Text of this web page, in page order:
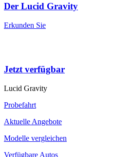
Der Lucid Gravity
Erkunden Sie
Jetzt verfügbar
Lucid Gravity
Probefahrt
Aktuelle Angebote
Modelle vergleichen
Verfügbare Autos